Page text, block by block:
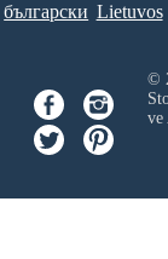
български Lietuvos
©
ve